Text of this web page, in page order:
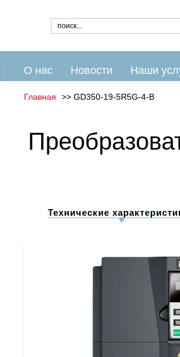
О нас Новости Наши
Главная GD350-19-5R5G-4-B
Технические